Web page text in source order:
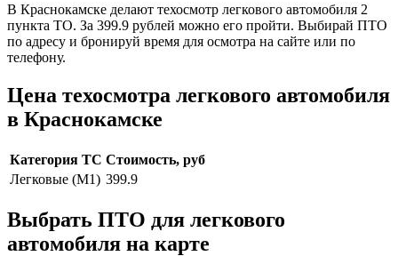
В Краснокамске делают техосмотр легкового автомобиля 2
пункта ТО. За 399.9 рублей можно его пройти. Выбирай ПТО
по адресу и бронируй время для осмотра на сайте или по
телефону.
Цена техосмотра легкового автомобиля
в Краснокамске
Категория ТС Стоимость, руб
Легковые (M1) 399.9
Выбрать ПТО для легкового
автомобиля на карте